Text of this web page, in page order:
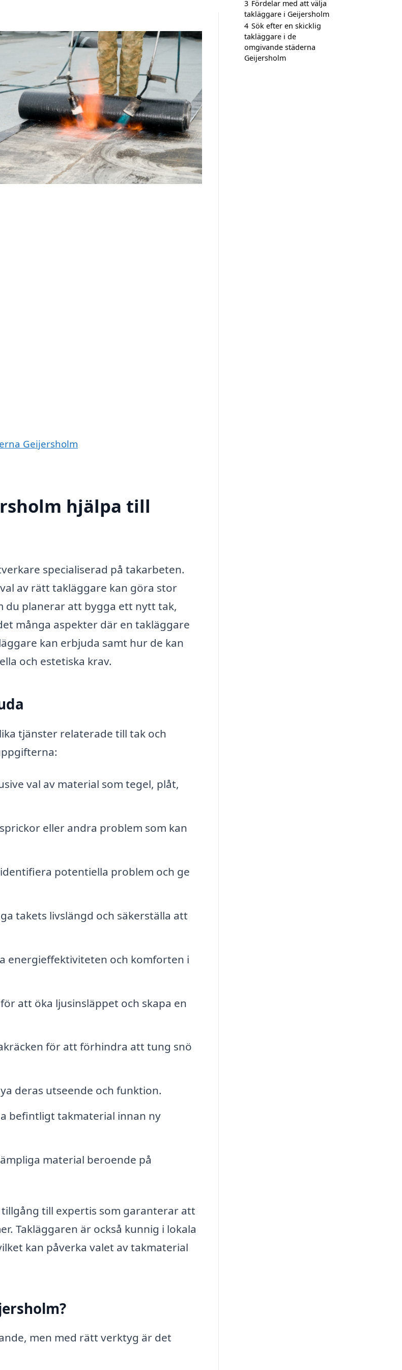
Geijersholm
hjälpa till
specialiserad på takarbeten.
av rätt takläggare kan göra stor
du planerar att bygga ett nytt tak,
många aspekter där en takläggare
kan erbjuda samt hur de kan
och estetiska krav.
tjänster relaterade till tak och
val av material som tegel, plåt,
eller andra problem som kan
potentiella problem och ge
takets livslängd och säkerställa att
energieffektiviteten och komforten i
att öka ljusinsläppet och skapa en
för att förhindra att tung snö
deras utseende och funktion.
befintligt takmaterial innan ny
material beroende på
till expertis som garanterar att
Takläggaren är också kunnig i lokala
kan påverka valet av takmaterial
men med rätt verktyg är det
3 Fördelar med att välja
takläggare i Geijersholm
4 Sök efter en skicklig
takläggare i de
omgivande städerna
Geijersholm